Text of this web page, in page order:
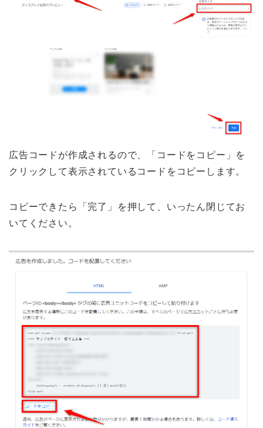
広告コードが作成されるので、「コードをコピー」を
クリックして表示されているコードをコピーします。
コピーできたら「完了」を押して、いったん閉じてお
いてください。